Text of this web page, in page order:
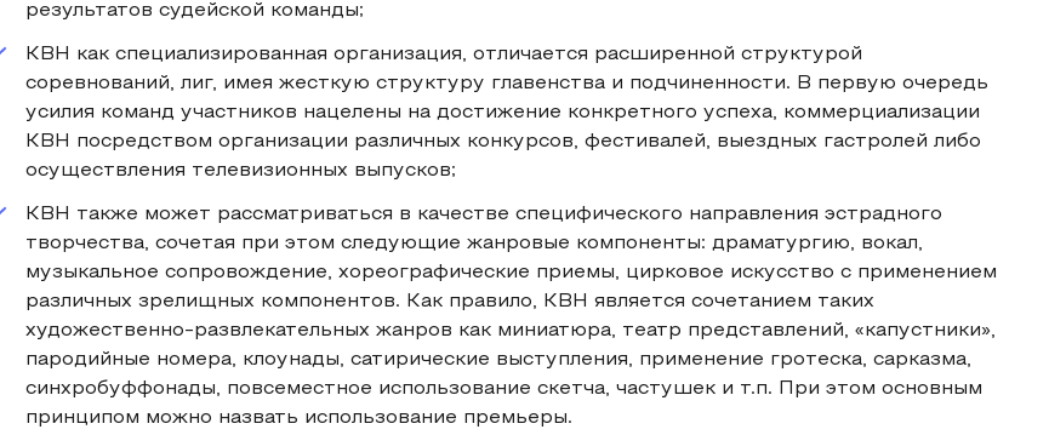
результатов судейской команды;
КВН как специализированная организация, отличается расширенной структурой
соревнований, лиг, имея жесткую структуру главенства и подчиненности. В первую очередь
усилия команд участников нацелены на достижение конкретного успеха, коммерциализации
КВН посредством организации различных конкурсов, фестивалей, выездных гастролей либо
осуществления телевизионных выпусков;
КВН также может рассматриваться в качестве специфического направления эстрадного
творчества, сочетая при этом следующие жанровые компоненты: драматургию, вокал,
музыкальное сопровождение, хореографические приемы, цирковое искусство с применением
различных зрелищных компонентов. Как правило, КВН является сочетанием таких
художественно-развлекательных жанров как миниатюра, театр представлений, «капустники»,
пародийные номера, клоунады, сатирические выступления, применение гротеска, сарказма,
синхробуффонады, повсеместное использование скетча, частушек и т.п. При этом основным
принципом можно назвать использование премьеры.